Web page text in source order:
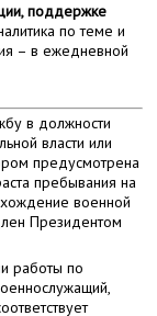
поддержке
по теме и
– в ежедневной
в должности
власти или
предусмотрена
пребывания на
военной
Президентом
работы по